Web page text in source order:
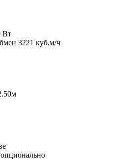
Вт
3221 куб.м/ч